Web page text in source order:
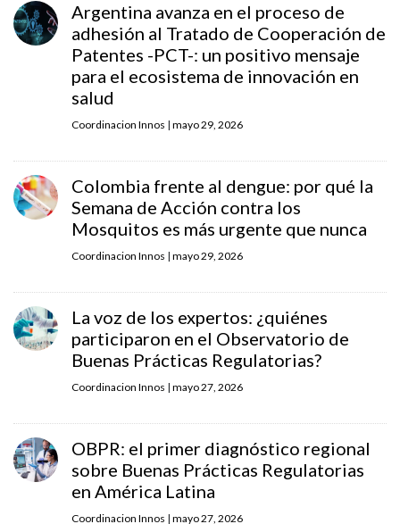
Argentina avanza en el proceso de
adhesión al Tratado de Cooperación de
Patentes -PCT-: un positivo mensaje
para el ecosistema de innovación en
salud
Coordinacion Innos | mayo 29, 2026
Colombia frente al dengue: por qué la
Semana de Acción contra los
Mosquitos es más urgente que nunca
Coordinacion Innos | mayo 29, 2026
La voz de los expertos: ¿quiénes
participaron en el Observatorio de
Buenas Prácticas Regulatorias?
Coordinacion Innos | mayo 27, 2026
OBPR: el primer diagnóstico regional
sobre Buenas Prácticas Regulatorias
en América Latina
Coordinacion Innos | mayo 27, 2026